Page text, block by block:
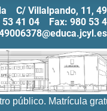
C/ Villalpando, 11,
53 41 04 Fax: 980 53
público. Matrícula